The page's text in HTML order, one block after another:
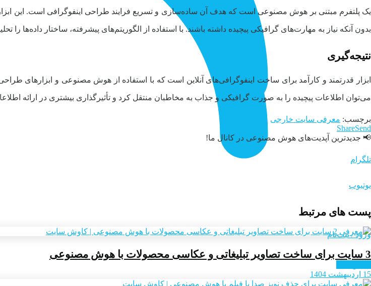
ورود / ثبت‌نام
یک پلتفرم مبتنی بر هوش مصنوعی است که هدف آن ساده‌سازی و تسریع فرایند طراحی اینفوگرافی است. این ابزار
بدون آنکه نیاز به مهارت‌های گرافیکی پیچیده داشته باشند. با استفاده از الگوریتم‌های پیشرفته، ساختار داده‌ها
نتیجه‌گیری
ابزار قدرتمند و کارآمد برای ساخت اینفوگرافی‌های آنلاین است که با استفاده از هوش مصنوعی و ابزارهای طراحی
می‌توان اطلاعات پیچیده را به صورت گرافیکی و جذاب به مخاطبان منتقل کرد و تأثیرگذاری بیشتری در ارائه
برچسب: معرفی سایت خارجی
ShareSend
📢 جدیدترین آپدیت‌های هوش مصنوعی در کانال ما!
تلگرام
یوتیوب
پست های مرتبط
3 سایت برای ساخت تصاویر تبلیغاتی و عکاسی محصولات با هوش مصنوعی
15 اردیبهشت 1404